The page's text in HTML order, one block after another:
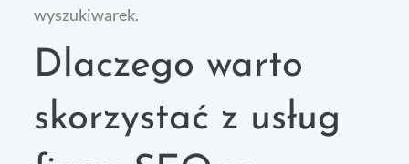
wyszukiwarek.
Dlaczego warto
skorzystać z usług